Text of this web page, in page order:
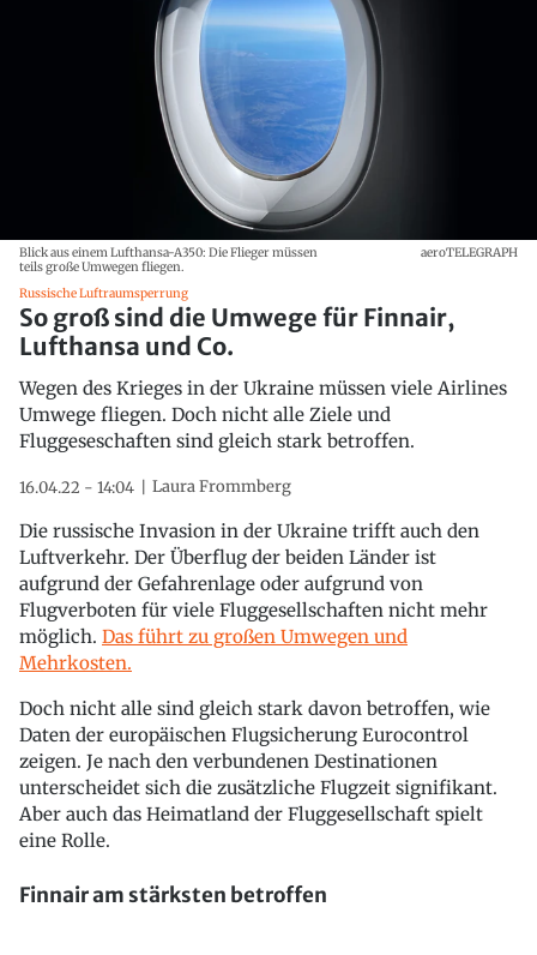
Blick aus einem Lufthansa-A350: Die Flieger müssen
teils große Umwegen fliegen.
aeroTELEGRAPH
Russische Luftraumsperrung
So groß sind die Umwege für Finnair,
Lufthansa und Co.
Wegen des Krieges in der Ukraine müssen viele Airlines
Umwege fliegen. Doch nicht alle Ziele und
Fluggeseschaften sind gleich stark betroffen.
16.04.22 - 14:04 Laura Frommberg
Die russische Invasion in der Ukraine trifft auch den
Luftverkehr. Der Überflug der beiden Länder ist
aufgrund der Gefahrenlage oder aufgrund von
Flugverboten für viele Fluggesellschaften nicht mehr
möglich. Das führt zu großen Umwegen und
Mehrkosten.
Doch nicht alle sind gleich stark davon betroffen, wie
Daten der europäischen Flugsicherung Eurocontrol
zeigen. Je nach den verbundenen Destinationen
unterscheidet sich die zusätzliche Flugzeit signifikant.
Aber auch das Heimatland der Fluggesellschaft spielt
eine Rolle.
Finnair am stärksten betroffen